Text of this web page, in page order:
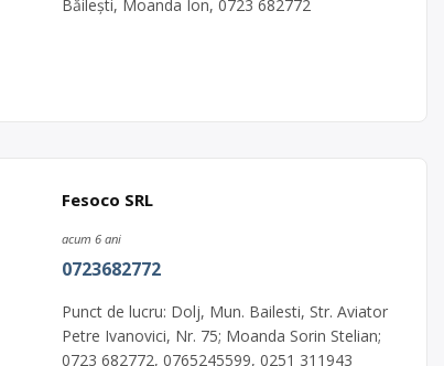
Băilești, Moanda Ion, 0723 682772
Fesoco SRL
acum 6 ani
0723682772
Punct de lucru: Dolj, Mun. Bailesti, Str. Aviator
Petre Ivanovici, Nr. 75; Moanda Sorin Stelian;
0723 682772, 0765245599, 0251 311943